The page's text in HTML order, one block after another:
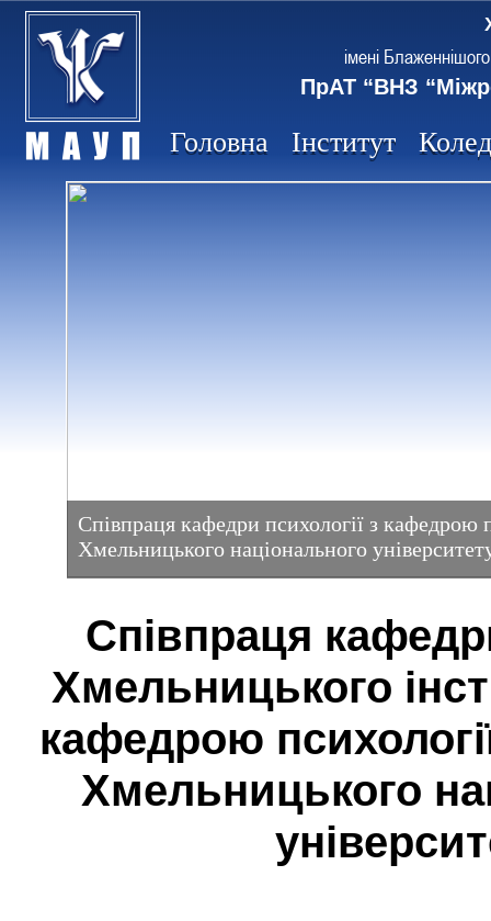
імені
ПрАТ “ВНЗ
Головна Інститут
Співпраця кафедри психології з кафедрою
Хмельницького національного
Співпраця
Хмельницького
кафедрою
Хмельницького